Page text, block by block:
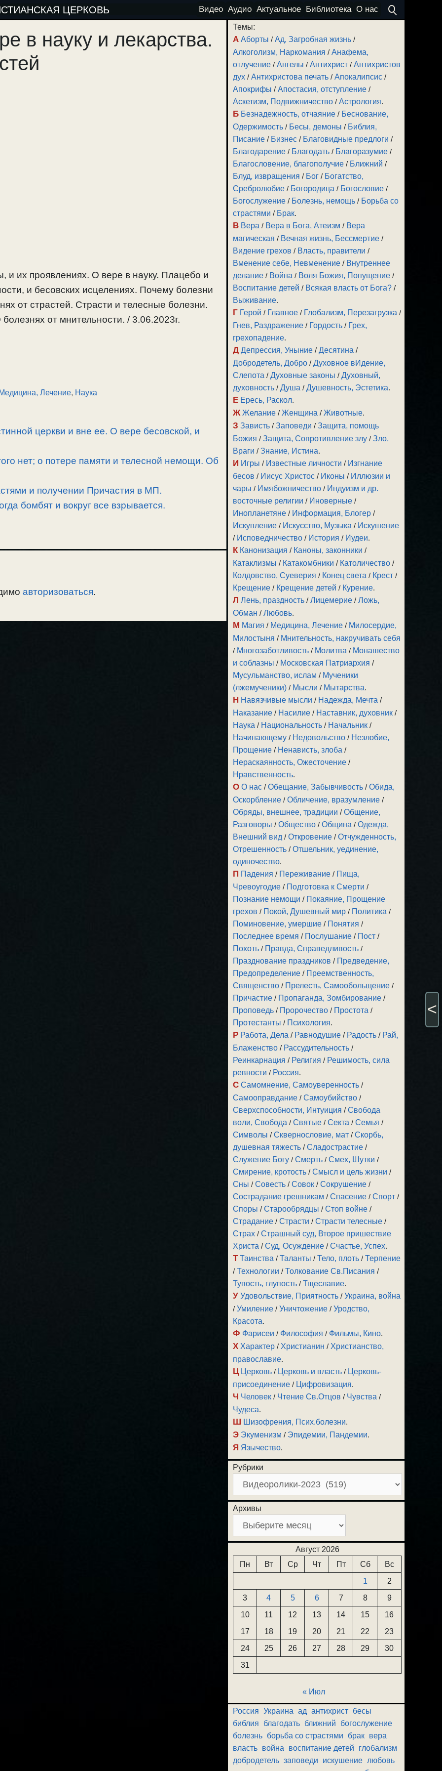
ЦЕРКОВЬ Видео Аудио Актуальное Библиотека О нас
в науку и лекарства.
и их проявлениях. О вере в науку. Плацебо и
и бесовских исцелениях. Почему болезни
от страстей. Страсти и телесные болезни.
от мнительности. / 3.06.2023г.
Лечение, Наука
церкви и вне ее. О вере бесовской, и
нет; о потере памяти и телесной немощи. Об
и получении Причастия в МП.
бомбят и вокруг все взрывается.
авторизоваться.
Темы:
А Аборты /Ад, Загробная жизнь /
Алкоголизм, Наркомания /Анафема,
отлучение /Ангелы /Антихрист /Антихристов
дух /Антихристова печать /Апокалипсис /
Апокрифы /Апостасия, отступление /
Аскетизм, Подвижничество /Астрология.
Б Безнадежность, отчаяние / Беснование,
Одержимость / Бесы, демоны / Библия,
Писание / Бизнес / Благовидные предлоги /
Благодарение / Благодать / Благоразумие /
Благословение, благополучие / Ближний /
Блуд, извращения / Бог / Богатство,
Сребролюбие / Богородица / Богословие /
Богослужение / Болезнь, немощь / Борьба со
страстями / Брак.
В Вера / Вера в Бога, Атеизм / Вера
магическая / Вечная жизнь, Бессмертие /
Видение грехов / Власть, правители /
Вменение себе, Невменение / Внутреннее
делание / Война / Воля Божия, Попущение /
Воспитание детей / Всякая власть от Бога? /
Выживание.
Г Герой / Главное / Глобализм, Перезагрузка /
Гнев, Раздражение / Гордость / Грех,
грехопадение.
Д Депрессия, Уныние /Десятина /
Добродетель, Добро /Духовное вИдение,
Слепота /Духовные законы /Духовный,
духовность /Душа /Душевность, Эстетика.
Е Ересь, Раскол.
Ж Желание /Женщина /Животные.
З Зависть /Заповеди /Защита, помощь
Божия /Защита, Сопротивление злу /Зло,
Враги /Знание, Истина.
И Игры / Известные личности / Изгнание
бесов / Иисус Христос / Иконы / Иллюзии и
чары / Имябожничество / Индуизм и др.
восточные религии / Иноверные /
Инопланетяне / Информация, Блогер /
Искупление / Искусство, Музыка / Искушение
/ Исповедничество / История / Иудеи.
К Канонизация / Каноны, законники /
Катаклизмы / Катакомбники / Католичество /
Колдовство, Суеверия / Конец света / Крест /
Крещение / Крещение детей / Курение.
Л Лень, праздность /Лицемерие /Ложь,
Обман /Любовь.
М Магия / Медицина, Лечение / Милосердие,
Милостыня / Мнительность, накручивать себя
/ Многозаботливость / Молитва / Монашество
и соблазны / Московская Патриархия /
Мусульманство, ислам / Мученики
(лжемученики) / Мысли / Мытарства.
Н Навязчивые мысли / Надежда, Мечта /
Наказание / Насилие / Наставник, духовник /
Наука / Национальность / Начальник /
Начинающему / Недовольство / Незлобие,
Прощение / Ненависть, злоба /
Нераскаянность, Ожесточение /
Нравственность.
О О нас /Обещание, Забывчивость /Обида,
Оскорбление /Обличение, вразумление /
Обряды, внешнее, традиции /Общение,
Разговоры /Общество /Община /Одежда,
Внешний вид /Откровение /Отчужденность,
Отрешенность /Отшельник, уединение,
одиночество.
П Падения / Переживание / Пища,
Чревоугодие / Подготовка к Смерти /
Познание немощи / Покаяние, Прощение
грехов / Покой, Душевный мир / Политика /
Поминовение, умершие / Понятия /
Последнее время / Послушание / Пост /
Похоть / Правда, Справедливость /
Празднование праздников / Предведение,
Предопределение / Преемственность,
Священство / Прелесть, Самообольщение /
Причастие / Пропаганда, Зомбирование /
Проповедь / Пророчество / Простота /
Протестанты / Психология.
Р Работа, Дела / Равнодушие / Радость / Рай,
Блаженство / Рассудительность /
Реинкарнация / Религия / Решимость, сила
ревности / Россия.
С Самомнение, Самоуверенность /
Самооправдание /Самоубийство /
Сверхспособности, Интуиция /Свобода
воли, Свобода /Святые /Секта /Семья /
Символы /Сквернословие, мат /Скорбь,
душевная тяжесть /Сладострастие /
Служение Богу /Смерть /Смех, Шутки /
Смирение, кротость /Смысл и цель жизни /
Сны /Совесть /Совок /Сокрушение /
Сострадание грешникам /Спасение /Спорт /
Споры /Старообрядцы /Стоп войне /
Страдание /Страсти /Страсти телесные /
Страх /Страшный суд, Второе пришествие
Христа /Суд, Осуждение /Счастье, Успех.
Т Таинства /Таланты /Тело, плоть /Терпение
/Технологии /Толкование Св.Писания /
Тупость, глупость /Тщеславие.
У Удовольствие, Приятность /Украина, война
/Умиление /Уничтожение /Уродство,
Красота.
Ф Фарисеи / Философия / Фильмы, Кино.
Х Характер / Христианин / Христианство,
православие.
Ц Церковь / Церковь и власть / Церковь-
присоединение / Цифровизация.
Ч Человек / Чтение Св.Отцов / Чувства /
Чудеса.
Ш Шизофрения, Псих.болезни.
Э Экуменизм / Эпидемии, Пандемии.
Я Язычество.
Рубрики
Архивы
Август 2026
Пн
Вт Ср Чт Пт Сб
Вс
1
2
3
4 5 6 7 8
9
10
11 12 13 14 15
16
17
18 19 20 21 22
23
24
25 26 27 28 29
30
31
« Июл
Россия Украина ад антихрист бесы
библия
благодать ближний
богослужение
болезнь борьба со страстями брак вера
власть война воспитание детей
глобализм
добродетель заповеди искушение любовь
<